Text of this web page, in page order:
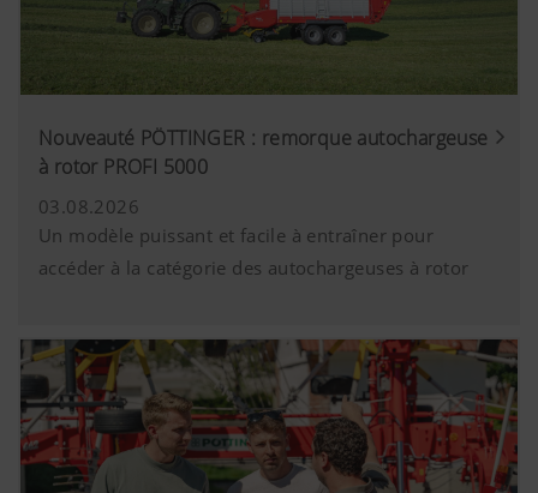
Nouveauté PÖTTINGER : remorque autochargeuse
à rotor PROFI 5000
03.08.2026
Un modèle puissant et facile à entraîner pour
accéder à la catégorie des autochargeuses à rotor